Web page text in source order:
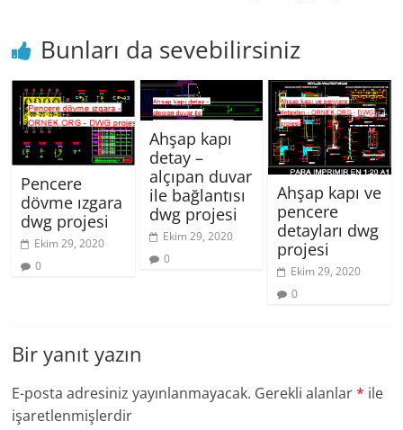
Bunları da sevebilirsiniz
Pencere
dövme ızgara
dwg projesi
Ekim 29, 2020
0
Ahşap kapı
detay –
alçıpan duvar
ile bağlantısı
dwg projesi
Ekim 29, 2020
0
Ahşap kapı ve
pencere
detayları dwg
projesi
Ekim 29, 2020
0
Bir yanıt yazın
E-posta adresiniz yayınlanmayacak. Gerekli alanlar* ile
işaretlenmişlerdir